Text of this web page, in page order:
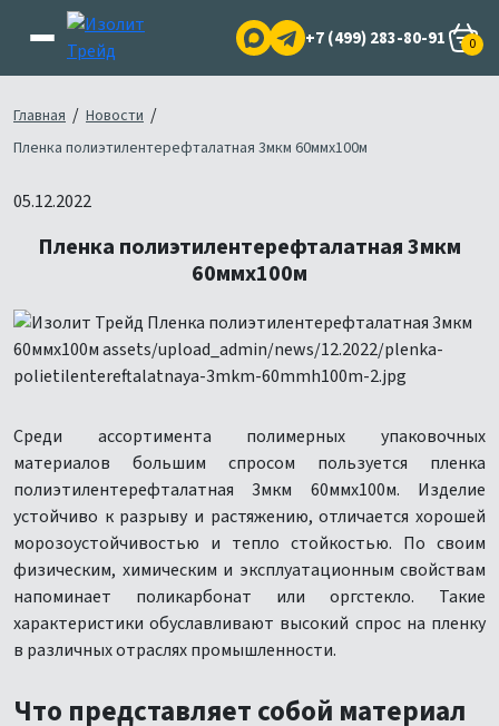
+7 (499) 283-80-91 0
Главная / Новости /
Пленка полиэтилентерефталатная 3мкм 60ммх100м
05.12.2022
Пленка полиэтилентерефталатная 3мкм
60ммх100м
Среди ассортимента полимерных упаковочных
материалов большим спросом пользуется пленка
полиэтилентерефталатная 3мкм 60ммх100м. Изделие
устойчиво к разрыву и растяжению, отличается хорошей
морозоустойчивостью и тепло стойкостью. По своим
физическим, химическим и эксплуатационным свойствам
напоминает поликарбонат или оргстекло. Такие
характеристики обуславливают высокий спрос на пленку
в различных отраслях промышленности.
Что представляет собой материал